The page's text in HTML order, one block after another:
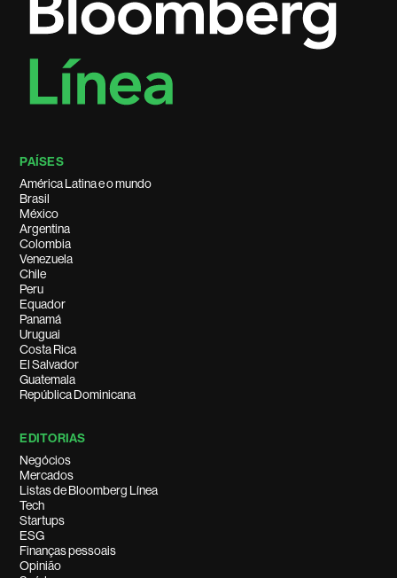
PAÍSES
América Latina e o mundo
Brasil
México
Argentina
Colombia
Venezuela
Chile
Peru
Equador
Panamá
Uruguai
Costa Rica
El Salvador
Guatemala
República Dominicana
EDITORIAS
Negócios
Mercados
Listas de Bloomberg Línea
Tech
Startups
ESG
Finanças pessoais
Opinião